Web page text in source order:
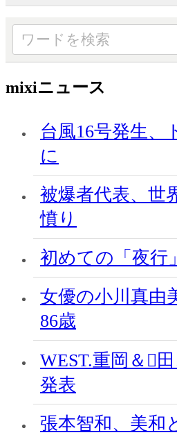
mixiニュース
台風16号発生、
に
被爆者代表、世
憤り
初めての「夜行
女優の小川真由
86歳
WEST.重岡＆
発表
張本智和、美和